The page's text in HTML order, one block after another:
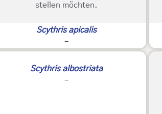
stellen möchten.
Scythris apicalis
-
Scythris albostriata
-